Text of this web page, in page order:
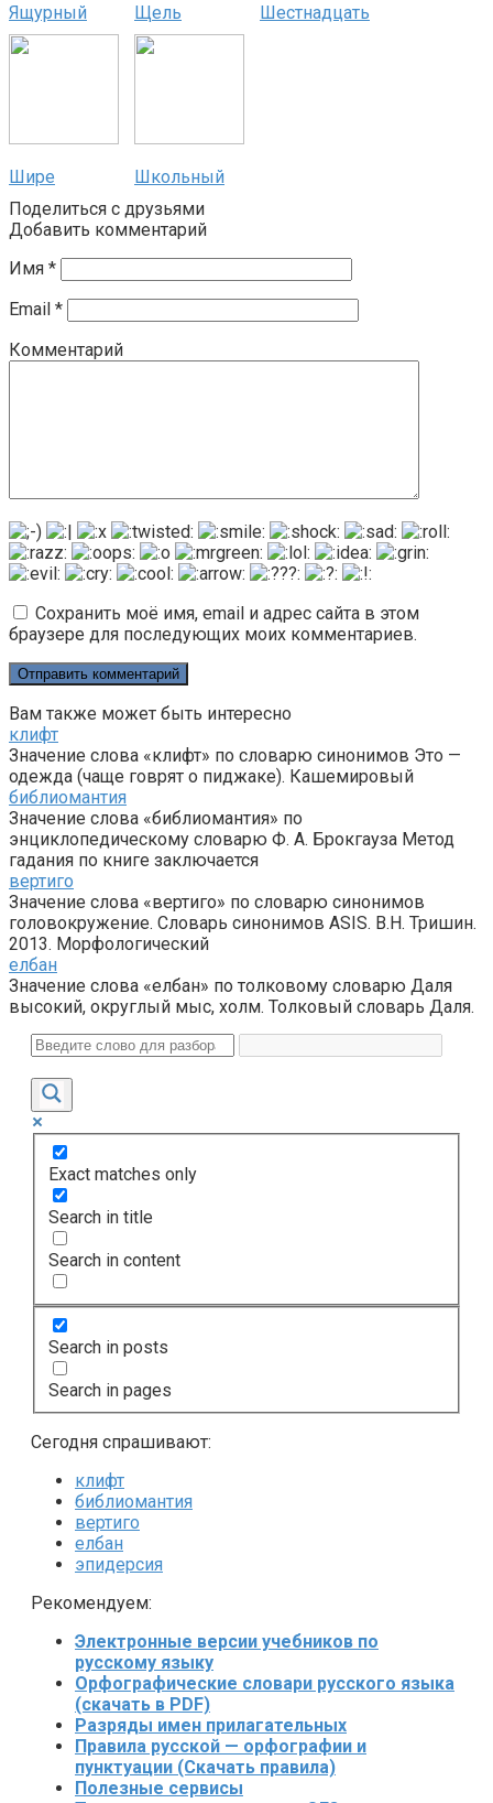
Ящурный Щель Шестнадцать
Шире
Школьный
Поделиться с друзьями
Добавить комментарий
Имя *
Email *
Комментарий
Сохранить моё имя, email и адрес сайта в этом
браузере для последующих моих комментариев.
Вам также может быть интересно
клифт
Значение слова «клифт» по словарю синонимов Это —
одежда (чаще говрят о пиджаке). Кашемировый
библиомантия
Значение слова «библиомантия» по
энциклопедическому словарю Ф. А. Брокгауза Метод
гадания по книге заключается
вертиго
Значение слова «вертиго» по словарю синонимов
головокружение. Словарь синонимов ASIS. В.Н. Тришин.
2013. Морфологический
елбан
Значение слова «елбан» по толковому словарю Даля
высокий, округлый мыс, холм. Толковый словарь Даля.
Exact matches only
Search in title
Search in content
Search in posts
Search in pages
Сегодня спрашивают:
клифт
библиомантия
вертиго
елбан
эпидерсия
Рекомендуем:
Электронные версии учебников по
русскому языку
Орфографические словари русского языка
(скачать в PDF)
Разряды имен прилагательных
Правила русской — орфографии и
пунктуации (Скачать правила)
Полезные сервисы